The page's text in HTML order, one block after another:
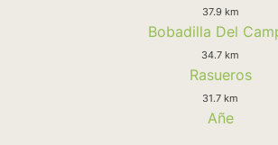
37.9 km
Bobadilla Del
34.7 km
Rasueros
31.7 km
Añe